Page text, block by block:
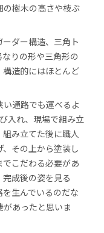
の樹木の高さや枝ぶ
ダー構造、三角ト
りの形や三角形の
造的にはほとんど
通路でも運べるよ
入れ、現場で組み立
み立てた後に職人
その上から塗装し
こだわる必要があ
成後の姿を見る
生んでいるのだな
あったと思いま